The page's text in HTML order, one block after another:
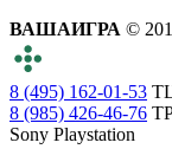
ВАШАИГРА ©
8 (495) 162-01-53
8 (985) 426-46-76
Sony Playstation